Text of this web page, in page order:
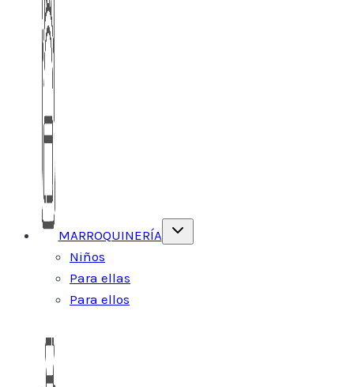
MARROQUINERÍA
Alternar
Niños
Para ellas
Para ellos